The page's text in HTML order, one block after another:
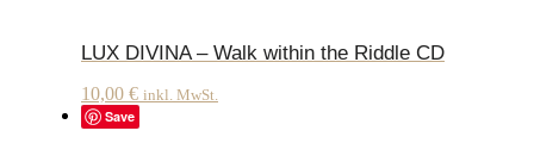
LUX DIVINA – Walk within the Riddle CD
10,00 € inkl. MwSt.
Save